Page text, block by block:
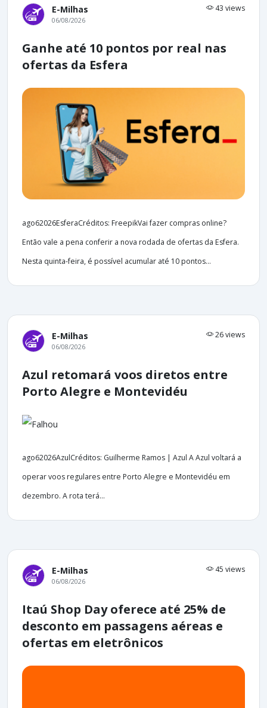
E-Milhas 43 views
06/08/2026
Ganhe até 10 pontos por real nas
ofertas da Esfera
ago62026EsferaCréditos: FreepikVai fazer compras online?
Então vale a pena conferir a nova rodada de ofertas da Esfera.
Nesta quinta-feira, é possível acumular até 10 pontos...
E-Milhas 26 views
06/08/2026
Azul retomará voos diretos entre
Porto Alegre e Montevidéu
ago62026AzulCréditos: Guilherme Ramos | Azul A Azul voltará a
operar voos regulares entre Porto Alegre e Montevidéu em
dezembro. A rota terá...
E-Milhas 45 views
06/08/2026
Itaú Shop Day oferece até 25% de
desconto em passagens aéreas e
ofertas em eletrônicos